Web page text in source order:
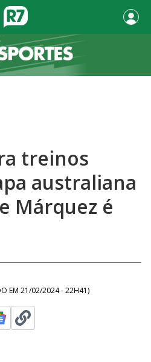
treinos
australiana
Márquez é
EM 21/02/2024 - 22H41)